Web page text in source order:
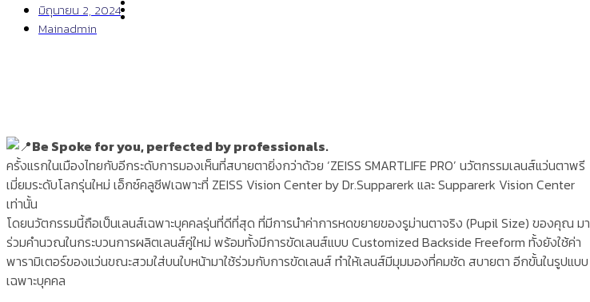
มิถุนายน 2, 2024
Mainadmin
Be Spoke for you, perfected by professionals.
ครั้งแรกในเมืองไทยกับอีกระดับการมองเห็นที่สบายตายิ่งกว่าด้วย ‘ZEISS SMARTLIFE PRO’ นวัตกรรมเลนส์แว่นตาพรี
เมี่ยมระดับโลกรุ่นใหม่ เอ็กซ์คลูซีฟเฉพาะที่ ZEISS Vision Center by Dr.Supparerk และ Supparerk Vision Center
เท่านั้น
โดยนวัตกรรมนี้ถือเป็นเลนส์เฉพาะบุคคลรุ่นที่ดีที่สุด ที่มีการนำค่าการหดขยายของรูม่านตาจริง (Pupil Size) ของคุณ มา
ร่วมคำนวณในกระบวนการผลิตเลนส์คู่ใหม่ พร้อมทั้งมีการขัดเลนส์แบบ Customized Backside Freeform ทั้งยังใช้ค่า
พารามิเตอร์ของแว่นขณะสวมใส่บนใบหน้ามาใช้ร่วมกับการขัดเลนส์ ทำให้เลนส์มีมุมมองที่คมชัด สบายตา อีกขั้นในรูปแบบ
เฉพาะบุคคล